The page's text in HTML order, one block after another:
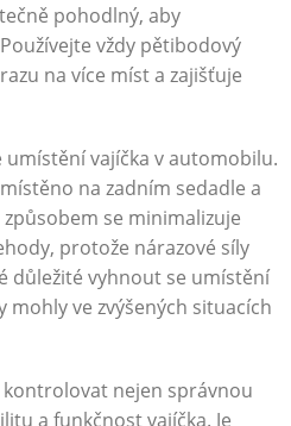
pohodlný, aby
vždy pětibodový
na více míst a zajišťuje
vajíčka v automobilu.
na zadním sedadle a
se minimalizuje
protože nárazové síly
důležité vyhnout se umístění
ve zvýšených situacích
nejen správnou
a funkčnost vajíčka. Je